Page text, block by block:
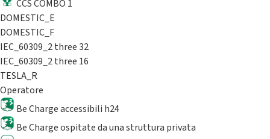
CCS COMBO 1
DOMESTIC_E
DOMESTIC_F
IEC_60309_2 three 32
IEC_60309_2 three 16
TESLA_R
Operatore
Be Charge accessibili h24
Be Charge ospitate da una struttura privata